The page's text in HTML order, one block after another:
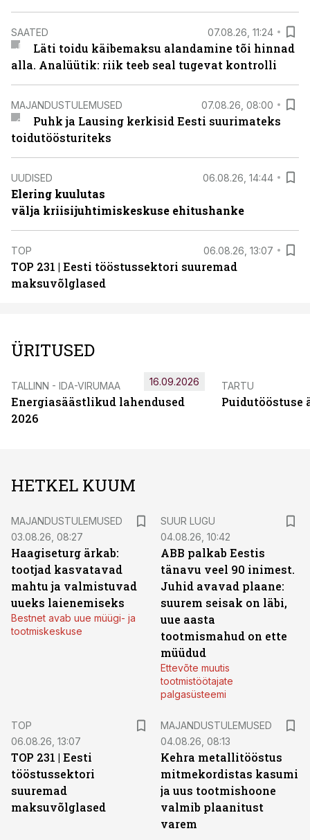
SAATED 07.08.26, 11:24
Läti toidu käibemaksu alandamine tõi hinnad
alla. Analüütik: riik teeb seal tugevat kontrolli
MAJANDUSTULEMUSED 07.08.26, 08:00
Puhk ja Lausing kerkisid Eesti suurimateks
toidutöösturiteks
UUDISED 06.08.26, 14:44
Elering kuulutas
välja kriisijuhtimiskeskuse ehitushanke
TOP 06.08.26, 13:07
TOP 231 | Eesti tööstussektori suuremad
maksuvõlglased
ÜRITUSED
TALLINN - IDA-VIRUMAA
Energiasäästlikud lahendused
2026
16.09.2026 TARTU
Puidutööstuse
HETKEL KUUM
MAJANDUSTULEMUSED
03.08.26, 08:27
Haagiseturg ärkab:
tootjad kasvatavad
mahtu ja valmistuvad
uueks laienemiseks
Bestnet avab uue müügi- ja
tootmiskeskuse
SUUR LUGU
04.08.26, 10:42
ABB palkab Eestis
tänavu veel 90 inimest.
Juhid avavad plaane:
suurem seisak on läbi,
uue aasta
tootmismahud on ette
müüdud
Ettevõte muutis
tootmistöötajate
palgasüsteemi
TOP
06.08.26, 13:07
TOP 231 | Eesti
tööstussektori
suuremad
maksuvõlglased
MAJANDUSTULEMUSED
04.08.26, 08:13
Kehra metallitööstus
mitmekordistas kasumi
ja uus tootmishoone
valmib plaanitust
varem